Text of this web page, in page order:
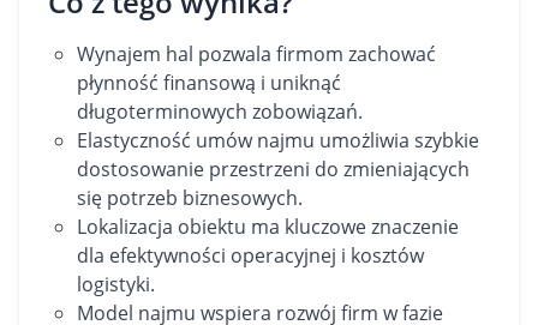
Wynajem hal pozwala firmom zachować
płynność finansową i uniknąć
długoterminowych zobowiązań.
Elastyczność umów najmu umożliwia szybkie
dostosowanie przestrzeni do zmieniających
się potrzeb biznesowych.
Lokalizacja obiektu ma kluczowe znaczenie
dla efektywności operacyjnej i kosztów
logistyki.
Model najmu wspiera rozwój firm w fazie